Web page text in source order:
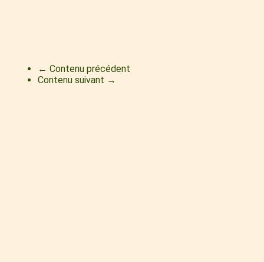
← Contenu précédent
Contenu suivant →